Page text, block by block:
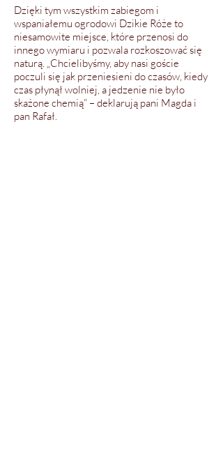
Dzięki tym wszystkim zabiegom i
wspaniałemu ogrodowi Dzikie Róże to
niesamowite miejsce, które przenosi do
innego wymiaru i pozwala rozkoszować się
naturą. „Chcielibyśmy, aby nasi goście
poczuli się jak przeniesieni do czasów, kiedy
czas płynął wolniej, a jedzenie nie było
skażone chemią” – deklarują pani Magda i
pan Rafał.